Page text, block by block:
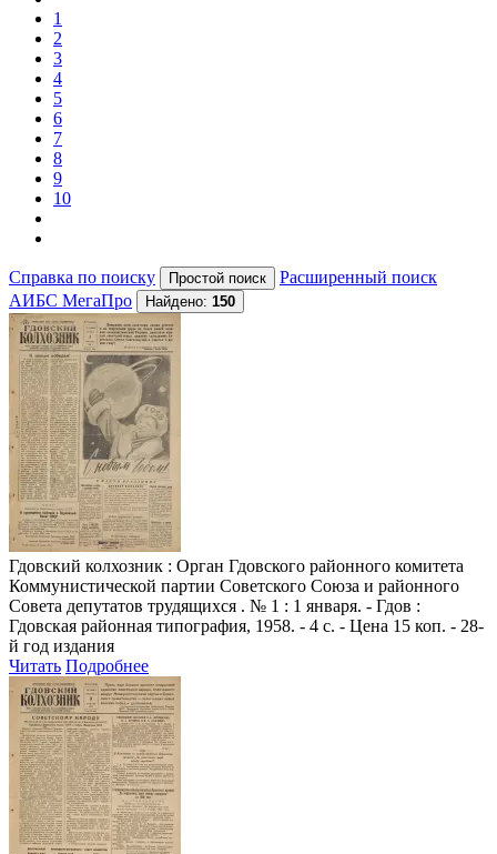
1
2
3
4
5
6
7
8
9
10
Справка по поиску
Расширенный поиск
АИБС МегаПро
Найдено: 150
Гдовский колхозник : Орган Гдовского районного комитета
Коммунистической партии Советского Союза и районного
Совета депутатов трудящихся . № 1 : 1 января. - Гдов :
Гдовская районная типография, 1958. - 4 с. - Цена 15 коп. - 28-
й год издания
Читать Подробнее